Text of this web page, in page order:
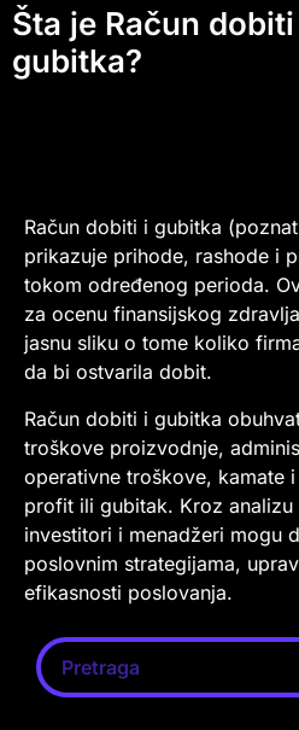
Šta je Račun
gubitka?
Račun dobiti i gubitka
prikazuje prihode, rashode i
tokom određenog perioda.
za ocenu finansijskog
jasnu sliku o tome koliko
da bi ostvarila dobit.
Račun dobiti i gubitka
troškove proizvodnje,
operativne troškove, kamate
profit ili gubitak. Kroz
investitori i menadžeri mogu
poslovnim strategijama,
efikasnosti poslovanja.